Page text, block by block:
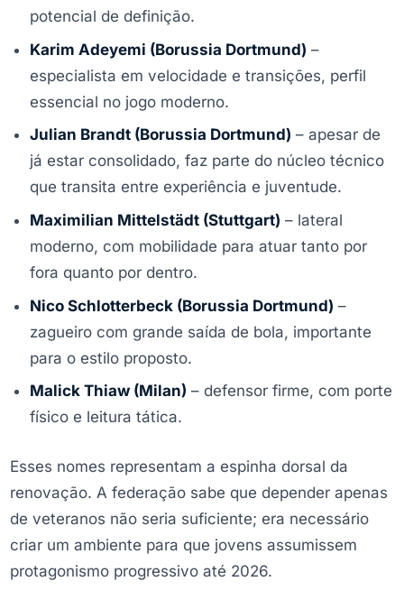
potencial de definição.
Karim Adeyemi (Borussia Dortmund) –
especialista em velocidade e transições, perfil
essencial no jogo moderno.
Julian Brandt (Borussia Dortmund) – apesar de
já estar consolidado, faz parte do núcleo técnico
que transita entre experiência e juventude.
Maximilian Mittelstädt (Stuttgart) – lateral
moderno, com mobilidade para atuar tanto por
fora quanto por dentro.
Nico Schlotterbeck (Borussia Dortmund) –
zagueiro com grande saída de bola, importante
para o estilo proposto.
Malick Thiaw (Milan) – defensor firme, com porte
físico e leitura tática.
Esses nomes representam a espinha dorsal da
renovação. A federação sabe que depender apenas
de veteranos não seria suficiente; era necessário
criar um ambiente para que jovens assumissem
protagonismo progressivo até 2026.